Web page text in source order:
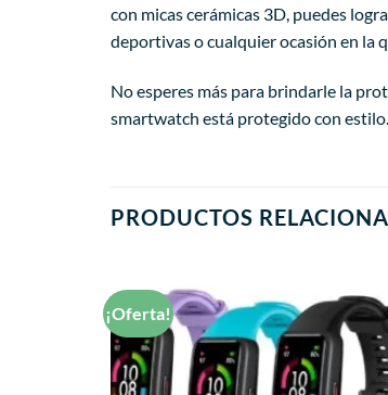
con micas cerámicas 3D, puedes
deportivas o cualquier ocasión en la
No esperes más para brindarle la
smartwatch está protegido con
PRODUCTOS
¡Oferta!
Añadir
lista de
deseos